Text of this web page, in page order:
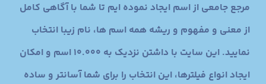
مرجع جامعی از اسم ایجاد نموده ایم تا شما با آگاهی کامل
از معنی و مفهوم و ریشه همه اسم ها، نام زیبا انتخاب
نمایید. این سایت با داشتن نزدیک به 10.000 اسم و امکان
ایجاد انواع فیلترها، این انتخاب را برای شما آسانتر و ساده